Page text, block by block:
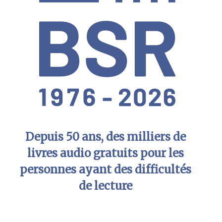
Depuis 50 ans, des milliers de
livres audio gratuits pour les
personnes ayant des difficultés
de lecture